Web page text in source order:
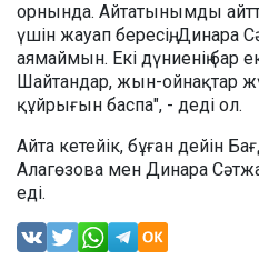
орнында. Айтатынымды
үшін жауап бересің, Динара
аямаймын. Екі дүниенің бар
Шайтандар, жын-ойнақтар
құйрығын баспа", - деді ол.
Айта кетейік, бұған дейін
Алагөзова мен Динара
еді.